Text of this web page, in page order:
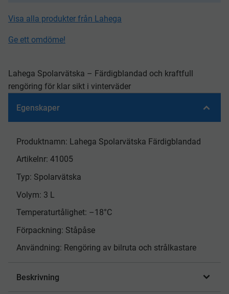
Visa alla produkter från Lahega
Ge ett omdöme!
Lahega Spolarvätska – Färdigblandad och kraftfull
rengöring för klar sikt i vinterväder
Egenskaper
Produktnamn: Lahega Spolarvätska Färdigblandad
Artikelnr: 41005
Typ: Spolarvätska
Volym: 3 L
Temperaturtålighet: –18°C
Förpackning: Ståpåse
Användning: Rengöring av bilruta och strålkastare
Beskrivning